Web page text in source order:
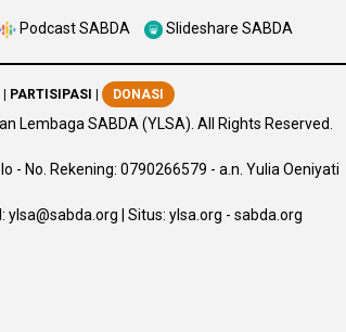
Podcast SABDA Slideshare SABDA
| PARTISIPASI DONASI
Lembaga SABDA (YLSA). All Rights Reserved.
- No. Rekening: 0790266579 - a.n. Yulia Oeniyati
ylsa@sabda.org | Situs: ylsa.org - sabda.org